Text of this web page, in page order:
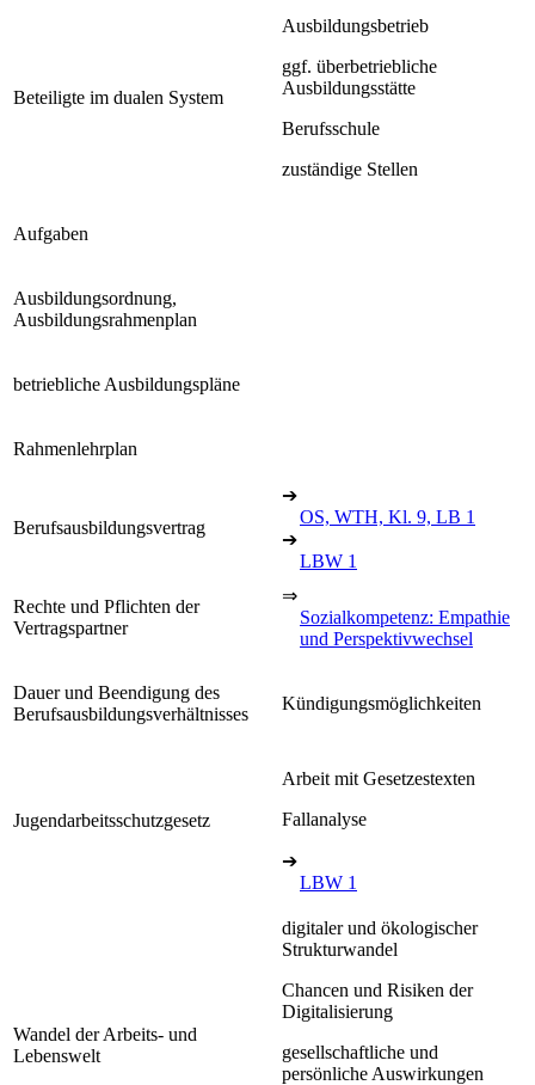
Beteiligte im dualen System
Ausbildungsbetrieb
ggf. überbetriebliche
Ausbildungsstätte
Berufsschule
zuständige Stellen
Aufgaben
Ausbildungsordnung,
Ausbildungsrahmenplan
betriebliche Ausbildungspläne
Rahmenlehrplan
Berufsausbildungsvertrag
➔
OS, WTH, Kl. 9, LB 1
➔
LBW 1
Rechte und Pflichten der
Vertragspartner
⇒
Sozialkompetenz: Empathie
und Perspektivwechsel
Dauer und Beendigung des
Berufsausbildungsverhältnisses
Kündigungsmöglichkeiten
Jugendarbeitsschutzgesetz
Arbeit mit Gesetzestexten
Fallanalyse
➔
LBW 1
Wandel der Arbeits- und
Lebenswelt
digitaler und ökologischer
Strukturwandel
Chancen und Risiken der
Digitalisierung
gesellschaftliche und
persönliche Auswirkungen